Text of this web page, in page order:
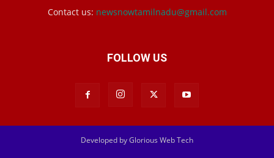
Contact us: newsnowtamilnadu@gmail.com
FOLLOW US
Developed by Glorious Web Tech